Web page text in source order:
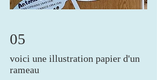
05
voici une illustration papier d'un
rameau